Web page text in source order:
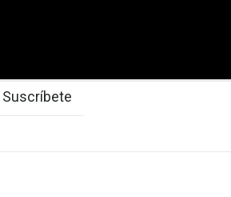
Suscríbete